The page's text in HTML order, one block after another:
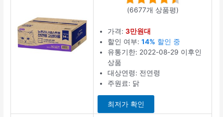
(6677개 상품평)
가격:3만원대
할인 여부:14% 할인 중
유통기한: 2022-08-29 이후인
상품
대상연령: 전연령
주원료: 닭
최저가 확인